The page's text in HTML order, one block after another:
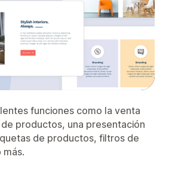
funciones como la venta
productos, una presentación
de productos, filtros de
más.